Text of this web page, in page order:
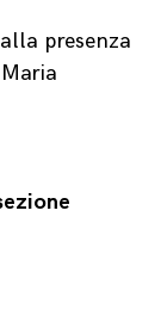
alla presenza